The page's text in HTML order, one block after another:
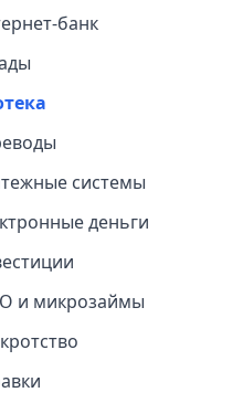
банк
системы
деньги
и микрозаймы